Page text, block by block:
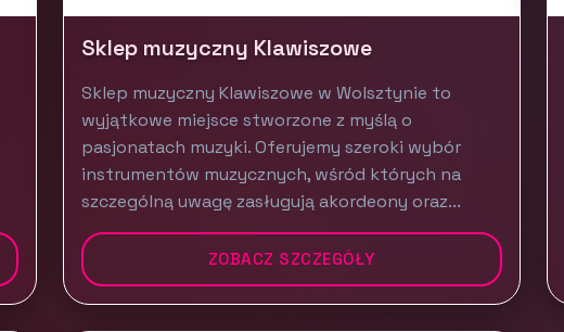
Sklep muzyczny Klawiszowe
Sklep muzyczny Klawiszowe w Wolsztynie to
wyjątkowe miejsce stworzone z myślą o
pasjonatach muzyki. Oferujemy szeroki wybór
instrumentów muzycznych, wśród których na
szczególną uwagę zasługują akordeony oraz...
ZOBACZ SZCZEGÓŁY